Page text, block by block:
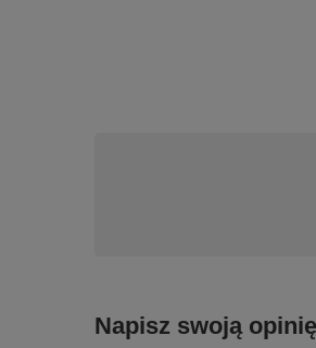
Napisz swoją opinię